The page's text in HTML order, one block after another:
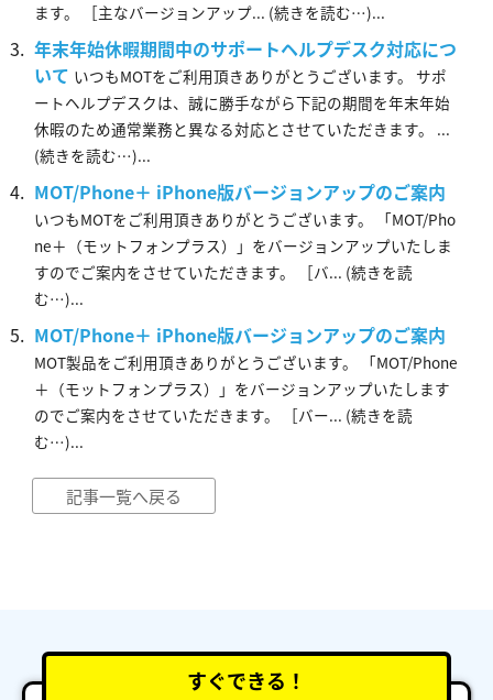
ます。 ［主なバージョンアップ... (続きを読む…)...
年末年始休暇期間中のサポートヘルプデスク対応につ
いて いつもMOTをご利用頂きありがとうございます。 サポ
ートヘルプデスクは、誠に勝手ながら下記の期間を年末年始
休暇のため通常業務と異なる対応とさせていただきます。 ...
(続きを読む…)...
MOT/Phone＋ iPhone版バージョンアップのご案内
いつもMOTをご利用頂きありがとうございます。 「MOT/Pho
ne＋（モットフォンプラス）」をバージョンアップいたしま
すのでご案内をさせていただきます。 ［バ... (続きを読
む…)...
MOT/Phone＋ iPhone版バージョンアップのご案内
MOT製品をご利用頂きありがとうございます。 「MOT/Phone
＋（モットフォンプラス）」をバージョンアップいたします
のでご案内をさせていただきます。 ［バー... (続きを読
む…)...
記事一覧へ戻る
すぐできる！